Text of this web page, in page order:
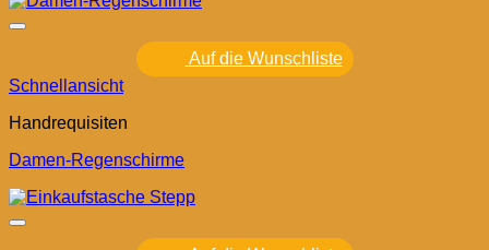
Auf die Wunschliste
Schnellansicht
Handrequisiten
Damen-Regenschirme